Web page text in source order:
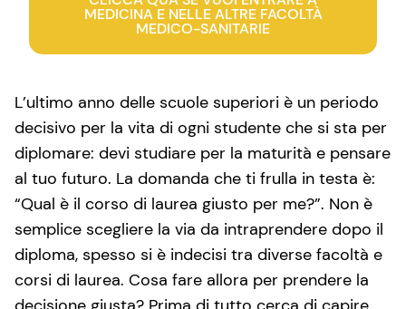
MEDICINA E NELLE ALTRE FACOLTÀ
MEDICO-SANITARIE
L’ultimo anno delle scuole superiori è un periodo
decisivo per la vita di ogni studente che si sta per
diplomare: devi studiare per la maturità e pensare
al tuo futuro. La domanda che ti frulla in testa è:
“Qual è il corso di laurea giusto per me?”. Non è
semplice scegliere la via da intraprendere dopo il
diploma, spesso si è indecisi tra diverse facoltà e
corsi di laurea. Cosa fare allora per prendere la